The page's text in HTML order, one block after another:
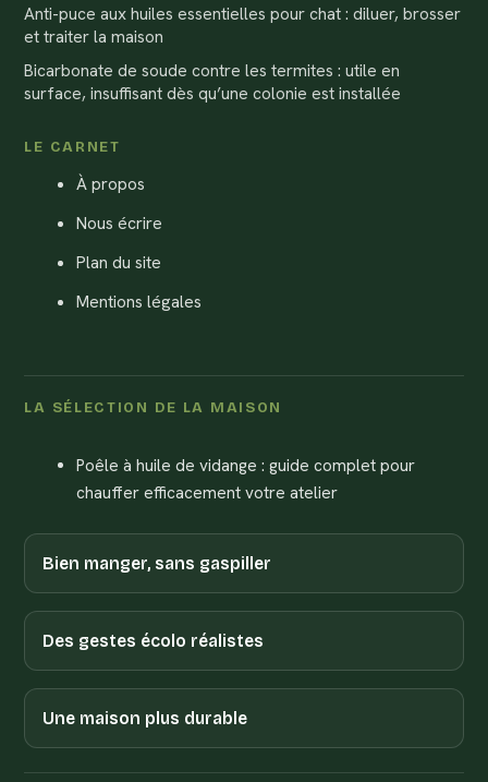
Anti-puce aux huiles essentielles pour chat : diluer, brosser
et traiter la maison
Bicarbonate de soude contre les termites : utile en
surface, insuffisant dès qu’une colonie est installée
LE CARNET
À propos
Nous écrire
Plan du site
Mentions légales
LA SÉLECTION DE LA MAISON
Poêle à huile de vidange : guide complet pour
chauffer efficacement votre atelier
Bien manger, sans gaspiller
Des gestes écolo réalistes
Une maison plus durable